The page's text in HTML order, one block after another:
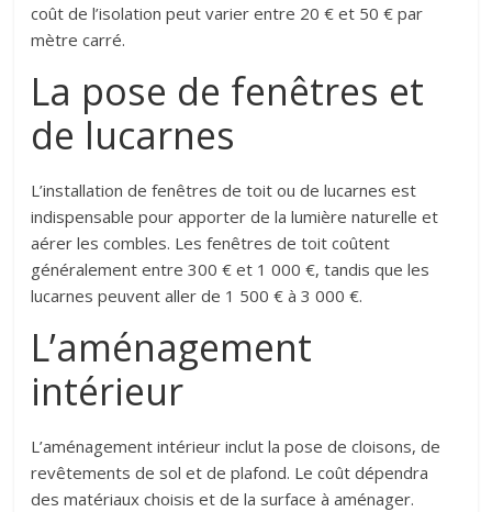
coût de l’isolation peut varier entre 20 € et 50 € par
mètre carré.
La pose de fenêtres et
de lucarnes
L’installation de fenêtres de toit ou de lucarnes est
indispensable pour apporter de la lumière naturelle et
aérer les combles. Les fenêtres de toit coûtent
généralement entre 300 € et 1 000 €, tandis que les
lucarnes peuvent aller de 1 500 € à 3 000 €.
L’aménagement
intérieur
L’aménagement intérieur inclut la pose de cloisons, de
revêtements de sol et de plafond. Le coût dépendra
des matériaux choisis et de la surface à aménager.